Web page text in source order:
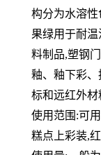
构分为水溶性
果绿用于耐
料制品,塑钢
釉、釉下彩、
标和远红外材
使用范围:可
糕点上彩装,